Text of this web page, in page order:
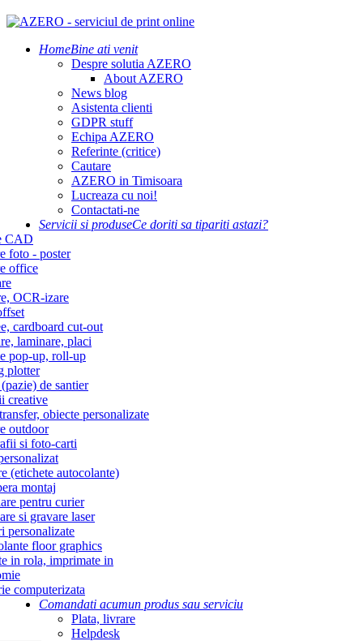
HomeBine ati venit
Despre solutia AZERO
About AZERO
News blog
Asistenta clienti
GDPR stuff
Echipa AZERO
Referinte (critice)
Cautare
AZERO in Timisoara
Lucreaza cu noi!
Contactati-ne
Servicii si produseCe doriti sa tipariti astazi?
CAD
foto - poster
office
OCR-izare
cardboard cut-out
laminare, placi
pop-up, roll-up
plotter
de santier
creative
obiecte personalizate
outdoor
si foto-carti
(etichete autocolante)
montaj
pentru curier
si gravare laser
personalizate
floor graphics
in rola, imprimate in
computerizata
Comandati acumun produs sau serviciu
Plata, livrare
Helpdesk